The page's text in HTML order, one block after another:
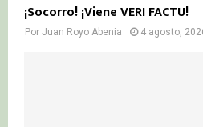
¡Socorro! ¡Viene VERI FACTU!
Por Juan Royo Abenia 4 agosto,